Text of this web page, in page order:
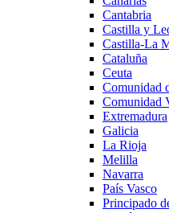
Cantabria
Castilla y
Castilla-La
Cataluña
Ceuta
Comunidad
Comunidad
Extremadura
Galicia
La Rioja
Melilla
Navarra
País Vasco
Principado